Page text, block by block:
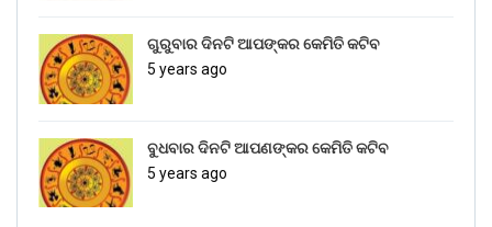
ଗୁରୁବାର ଦିନଟି ଆପଙ୍କର କେମିତି କଟିବ
5 years ago
ବୁଧବାର ଦିନଟି ଆପଣଙ୍କର କେମିତି କଟିବ
5 years ago